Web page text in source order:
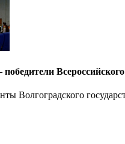
Волгоградского